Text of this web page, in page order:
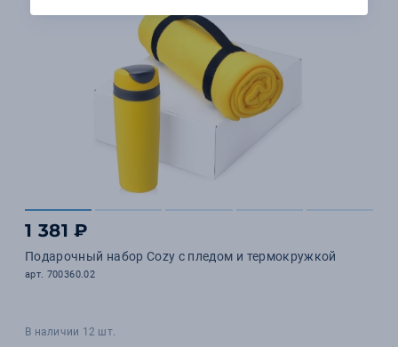
1 381 ₽
Подарочный набор Cozy с пледом и термокружкой
арт. 700360.02
В наличии 12 шт.